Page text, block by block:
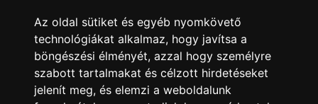
Az oldal sütiket és egyéb nyomkövető
technológiákat alkalmaz, hogy javítsa a
böngészési élményét, azzal hogy személyre
szabott tartalmakat és célzott hirdetéseket
jelenít meg, és elemzi a weboldalunk